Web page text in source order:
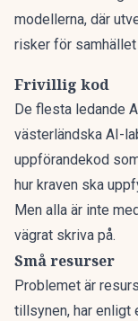
modellerna, där
risker för
Frivillig kod
De flesta ledande
västerländska AI-
uppförandekod
hur kraven ska
Men alla är inte
vägrat skriva på.
Små resurser
Problemet är
tillsynen, har enligt